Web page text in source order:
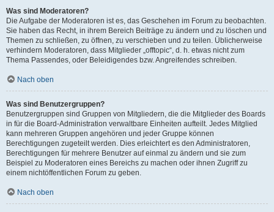
Was sind Moderatoren?
Die Aufgabe der Moderatoren ist es, das Geschehen im Forum zu beobachten.
Sie haben das Recht, in ihrem Bereich Beiträge zu ändern und zu löschen und
Themen zu schließen, zu öffnen, zu verschieben und zu teilen. Üblicherweise
verhindern Moderatoren, dass Mitglieder „offtopic“, d. h. etwas nicht zum
Thema Passendes, oder Beleidigendes bzw. Angreifendes schreiben.
Nach oben
Was sind Benutzergruppen?
Benutzergruppen sind Gruppen von Mitgliedern, die die Mitglieder des Boards
in für die Board-Administration verwaltbare Einheiten aufteilt. Jedes Mitglied
kann mehreren Gruppen angehören und jeder Gruppe können
Berechtigungen zugeteilt werden. Dies erleichtert es den Administratoren,
Berechtigungen für mehrere Benutzer auf einmal zu ändern und sie zum
Beispiel zu Moderatoren eines Bereichs zu machen oder ihnen Zugriff zu
einem nichtöffentlichen Forum zu geben.
Nach oben